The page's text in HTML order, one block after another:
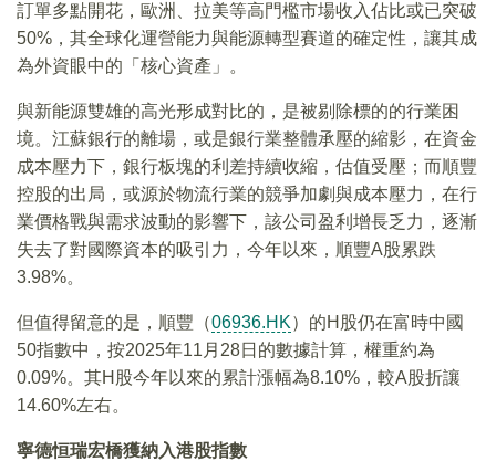
訂單多點開花，歐洲、拉美等高門檻市場收入佔比或已突破
50%，其全球化運營能力與能源轉型賽道的確定性，讓其成
為外資眼中的「核心資產」。
與新能源雙雄的高光形成對比的，是被剔除標的的行業困
境。江蘇銀行的離場，或是銀行業整體承壓的縮影，在資金
成本壓力下，銀行板塊的利差持續收縮，估值受壓；而順豐
控股的出局，或源於物流行業的競爭加劇與成本壓力，在行
業價格戰與需求波動的影響下，該公司盈利增長乏力，逐漸
失去了對國際資本的吸引力，今年以來，順豐A股累跌
3.98%。
但值得留意的是，順豐（06936.HK）的H股仍在富時中國
50指數中，按2025年11月28日的數據計算，權重約為
0.09%。其H股今年以來的累計漲幅為8.10%，較A股折讓
14.60%左右。
寧德恒瑞宏橋獲納入港股指數